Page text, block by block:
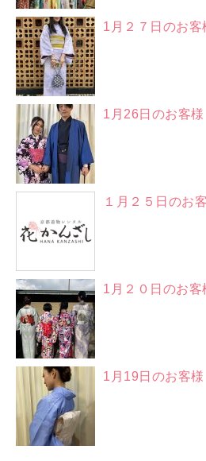
1月２７日のお客
1月26日のお客様
１月２５日のお
1月２０日のお客
1月19日のお客様